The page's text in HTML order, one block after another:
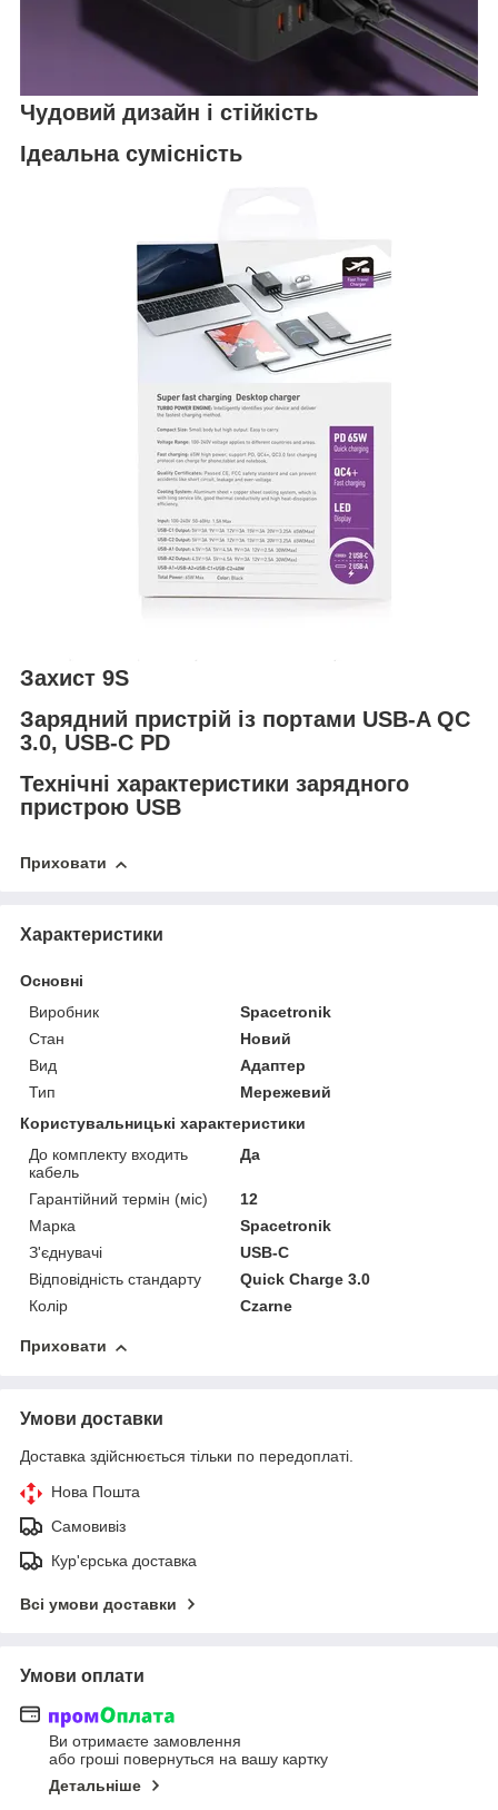
Чудовий дизайн і стійкість
Ідеальна сумісність
Захист 9S
Зарядний пристрій із портами USB-A QC
3.0, USB-C PD
Технічні характеристики зарядного
пристрою USB
Приховати
Характеристики
Основні
Виробник
Spacetronik
Стан
Новий
Вид
Адаптер
Тип
Мережевий
Користувальницькі характеристики
До комплекту входить
кабель
Да
Гарантійний термін (міс)
12
Марка
Spacetronik
З'єднувачі
USB-C
Відповідність стандарту
Quick Charge 3.0
Колір
Czarne
Приховати
Умови доставки
Доставка здійснюється тільки по передоплаті.
Нова Пошта
Самовивіз
Кур'єрська доставка
Всі умови доставки
Умови оплати
Ви отримаєте замовлення
або гроші повернуться на вашу картку
Детальніше